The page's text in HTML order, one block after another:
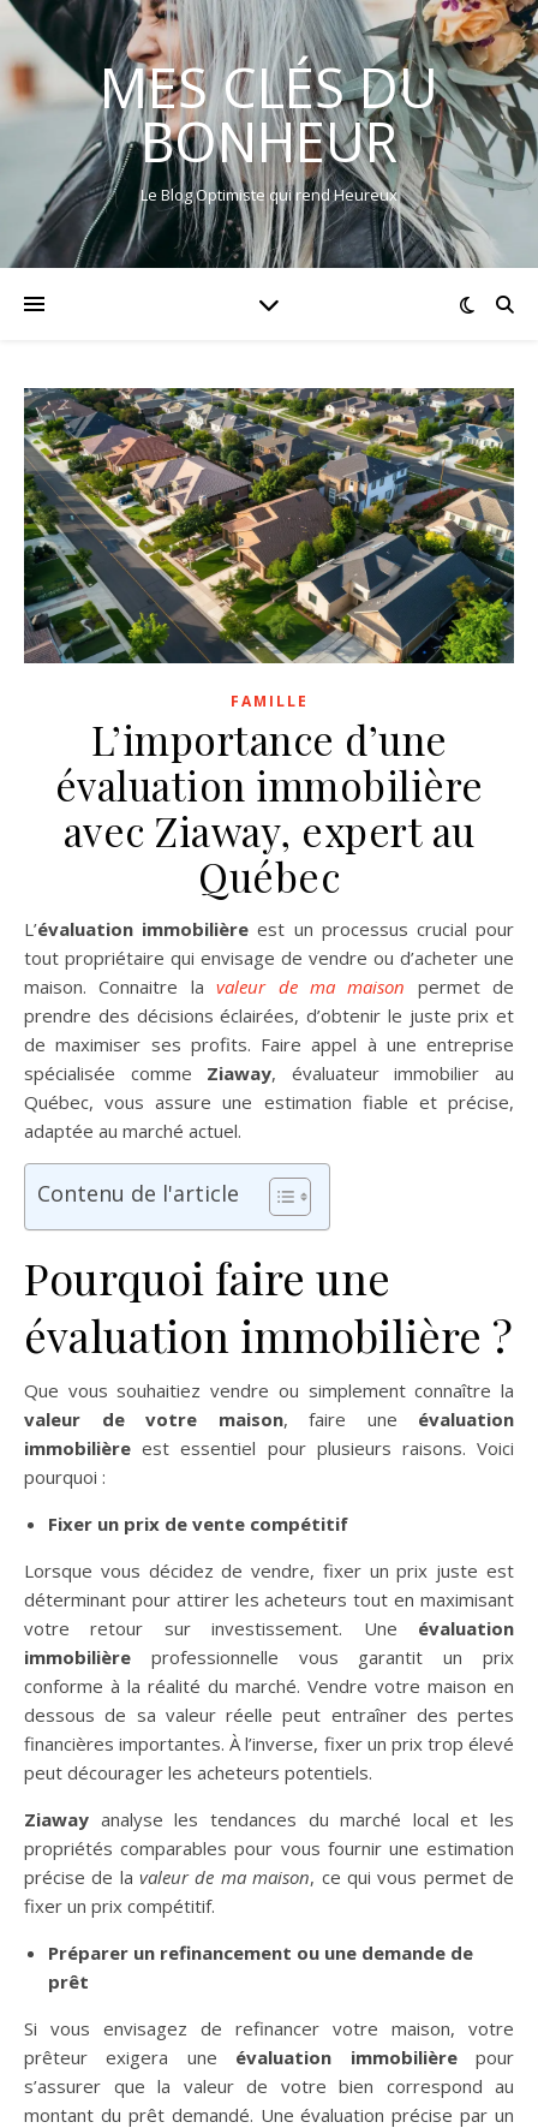
MES CLÉS DU
BONHEUR
Le Blog Optimiste qui rend Heureux
FAMILLE
L’importance d’une
évaluation immobilière
avec Ziaway, expert au
Québec
L’évaluation immobilière est un processus crucial pour
tout propriétaire qui envisage de vendre ou d’acheter une
maison. Connaitre lavaleur de ma maison permet de
prendre des décisions éclairées, d’obtenir le juste prix et
de maximiser ses profits. Faire appel à une entreprise
spécialisée comme Ziaway, évaluateur immobilier au
Québec, vous assure une estimation fiable et précise,
adaptée au marché actuel.
Contenu de l'article
Pourquoi faire une
évaluation immobilière ?
Que vous souhaitiez vendre ou simplement connaître la
valeur de votre maison, faire une évaluation
immobilière est essentiel pour plusieurs raisons. Voici
pourquoi :
Fixer un prix de vente compétitif
Lorsque vous décidez de vendre, fixer un prix juste est
déterminant pour attirer les acheteurs tout en maximisant
votre retour sur investissement. Une évaluation
immobilière professionnelle vous garantit un prix
conforme à la réalité du marché. Vendre votre maison en
dessous de sa valeur réelle peut entraîner des pertes
financières importantes. À l’inverse, fixer un prix trop élevé
peut décourager les acheteurs potentiels.
Ziaway analyse les tendances du marché local et les
propriétés comparables pour vous fournir une estimation
précise de lavaleur de ma maison, ce qui vous permet de
fixer un prix compétitif.
Préparer un refinancement ou une demande de
prêt
Si vous envisagez de refinancer votre maison, votre
prêteur exigera une évaluation immobilièrepour
s’assurer que la valeur de votre bien correspond au
montant du prêt demandé. Une évaluation précise par un